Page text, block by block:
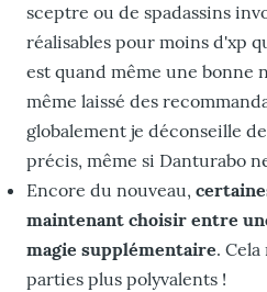
sceptre ou de spadassins
réalisables pour moins d'xp
est quand même une bonne
même laissé des
globalement je déconseille
précis, même si Danturabo
Encore du nouveau,
maintenant choisir entre
magie supplémentaire.
parties plus polyvalents !